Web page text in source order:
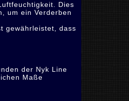
Dies
um ein Verderben
gewährleistet, dass
der Nyk Line
Maße